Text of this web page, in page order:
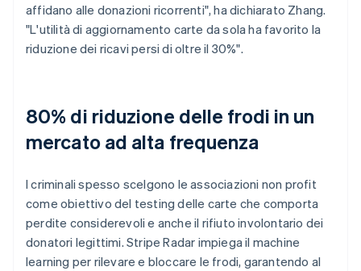
affidano alle donazioni ricorrenti", ha dichiarato Zhang.
"L'utilità di aggiornamento carte da sola ha favorito la
riduzione dei ricavi persi di oltre il 30%".
80% di riduzione delle frodi in un
mercato ad alta frequenza
I criminali spesso scelgono le associazioni non profit
come obiettivo del testing delle carte che comporta
perdite considerevoli e anche il rifiuto involontario dei
donatori legittimi. Stripe Radar impiega il machine
learning per rilevare e bloccare le frodi, garantendo al